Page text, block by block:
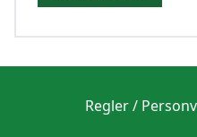
Regler /